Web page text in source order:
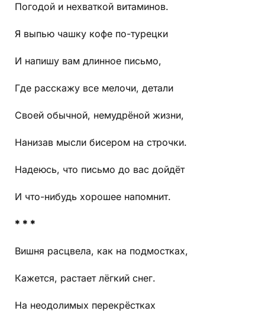
Погодой и нехваткой витаминов.
Я выпью чашку кофе по-турецки
И напишу вам длинное письмо,
Где расскажу все мелочи, детали
Своей обычной, немудрёной жизни,
Нанизав мысли бисером на строчки.
Надеюсь, что письмо до вас дойдёт
И что-нибудь хорошее напомнит.
* * *
Вишня расцвела, как на подмостках,
Кажется, растает лёгкий снег.
На неодолимых перекрёстках